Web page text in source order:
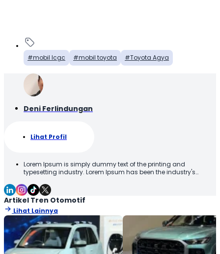
mobil lcgc mobil toyota Toyota Agya
Deni Ferlindungan
Lihat Profil
Lorem Ipsum is simply dummy text of the printing and
typesetting industry. Lorem Ipsum has been the industry's
printer took a galley of type and scrambled it to make a type
specimen book. It has survived not only five centuries, but also
the leap into electronic typesetting, remaining essentially
unchanged. It was popularised in the 1960s with the release of
Letraset sheets containing Lorem Ipsum passages, and more
recently with desktop publishing software like Aldus PageMaker
including versions of Lorem Ipsum
Artikel Tren Otomotif
Lihat Lainnya